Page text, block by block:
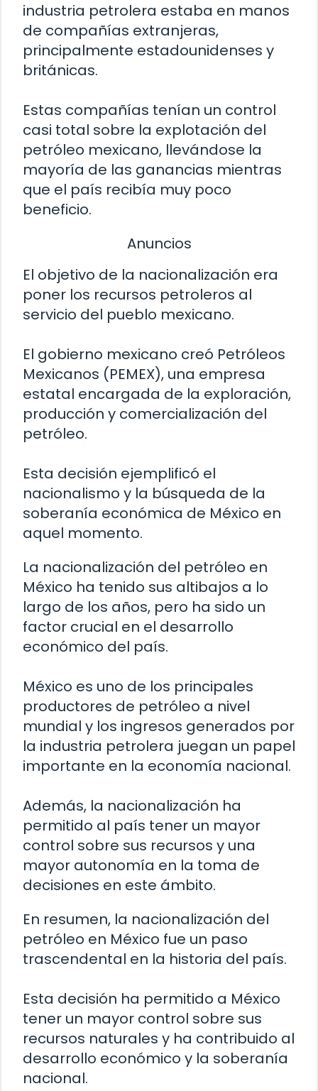
industria petrolera estaba en manos
de compañías extranjeras,
principalmente estadounidenses y
británicas.
Estas compañías tenían un control
casi total sobre la explotación del
petróleo mexicano, llevándose la
mayoría de las ganancias mientras
que el país recibía muy poco
beneficio.
Anuncios
El objetivo de la nacionalización era
poner los recursos petroleros al
servicio del pueblo mexicano.
El gobierno mexicano creó Petróleos
Mexicanos (PEMEX), una empresa
estatal encargada de la exploración,
producción y comercialización del
petróleo.
Esta decisión ejemplificó el
nacionalismo y la búsqueda de la
soberanía económica de México en
aquel momento.
La nacionalización del petróleo en
México ha tenido sus altibajos a lo
largo de los años, pero ha sido un
factor crucial en el desarrollo
económico del país.
México es uno de los principales
productores de petróleo a nivel
mundial y los ingresos generados por
la industria petrolera juegan un papel
importante en la economía nacional.
Además, la nacionalización ha
permitido al país tener un mayor
control sobre sus recursos y una
mayor autonomía en la toma de
decisiones en este ámbito.
En resumen, la nacionalización del
petróleo en México fue un paso
trascendental en la historia del país.
Esta decisión ha permitido a México
tener un mayor control sobre sus
recursos naturales y ha contribuido al
desarrollo económico y la soberanía
nacional.